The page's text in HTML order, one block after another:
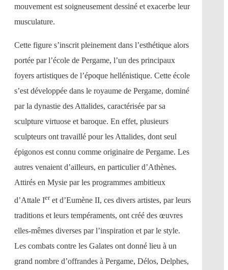
mouvement est soigneusement dessiné et exacerbe leur
musculature.
Cette figure s’inscrit pleinement dans l’esthétique alors
portée par l’école de Pergame, l’un des principaux
foyers artistiques de l’époque hellénistique. Cette école
s’est développée dans le royaume de Pergame, dominé
par la dynastie des Attalides, caractérisée par sa
sculpture virtuose et baroque. En effet, plusieurs
sculpteurs ont travaillé pour les Attalides, dont seul
épigonos est connu comme originaire de Pergame. Les
autres venaient d’ailleurs, en particulier d’Athènes.
Attirés en Mysie par les programmes ambitieux
d’Attale Ieret d’Eumène II, ces divers artistes, par leurs
traditions et leurs tempéraments, ont créé des œuvres
elles-mêmes diverses par l’inspiration et par le style.
Les combats contre les Galates ont donné lieu à un
grand nombre d’offrandes à Pergame, Délos, Delphes,